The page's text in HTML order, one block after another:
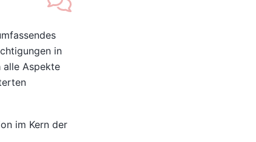
in
Aspekte
im Kern der